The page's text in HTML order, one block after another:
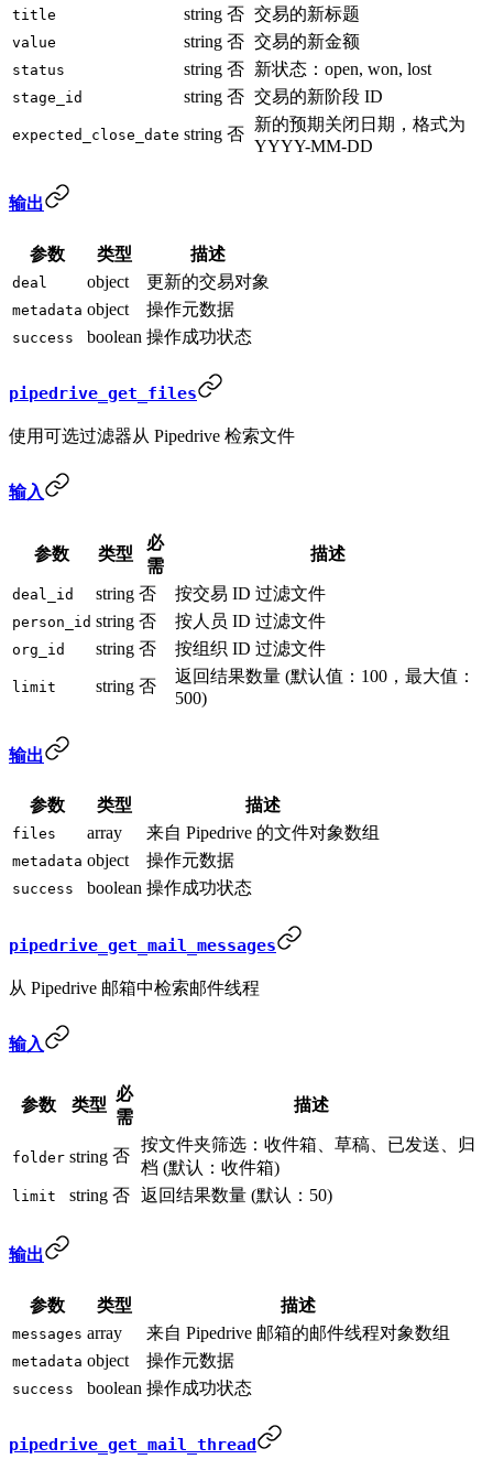
title string 否 交易的新标题
value string 否 交易的新金额
status string 否 新状态：open, won, lost
stage_id string 否 交易的新阶段 ID
expected_close_date string 否
新的预期关闭日期，格式为
YYYY-MM-DD
输出
参数 类型 描述
deal object 更新的交易对象
metadata object 操作元数据
success boolean 操作成功状态
pipedrive_get_files
使用可选过滤器从 Pipedrive 检索文件
输入
参数 类型
必
需
描述
deal_id string 否 按交易 ID 过滤文件
person_id string 否 按人员 ID 过滤文件
org_id string 否 按组织 ID 过滤文件
limit string 否
返回结果数量 (默认值：100，最大值：
500)
输出
参数 类型 描述
files array 来自 Pipedrive 的文件对象数组
metadata object 操作元数据
success boolean 操作成功状态
pipedrive_get_mail_messages
从 Pipedrive 邮箱中检索邮件线程
输入
参数 类型
必
需
描述
folder string 否
按文件夹筛选：收件箱、草稿、已发送、归
档 (默认：收件箱)
limit string 否 返回结果数量 (默认：50)
输出
参数 类型 描述
messages array 来自 Pipedrive 邮箱的邮件线程对象数组
metadata object 操作元数据
success boolean 操作成功状态
pipedrive_get_mail_thread